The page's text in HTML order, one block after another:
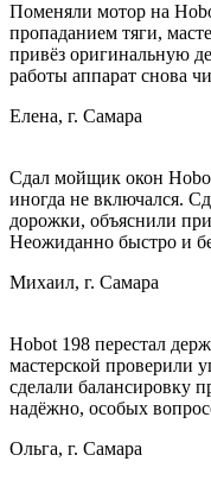
Поменяли мотор на
пропаданием тяги,
привёз оригинальную
работы аппарат снова
Елена, г. Самара
Сдал мойщик окон
иногда не включался.
дорожки, объяснили
Неожиданно быстро и
Михаил, г. Самара
Hobot 198 перестал
мастерской проверили
сделали балансировку
надёжно, особых
Ольга, г. Самара